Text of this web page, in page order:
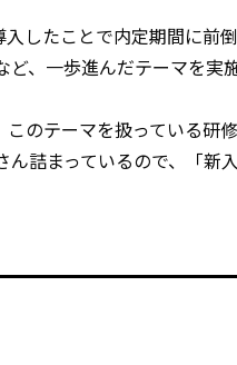
したことで内定期間に前
、一歩進んだテーマを実
のテーマを扱っている研
詰まっているので、「新